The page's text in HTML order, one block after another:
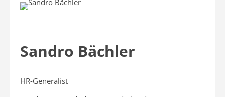
Sandro Bächler
HR-Generalist